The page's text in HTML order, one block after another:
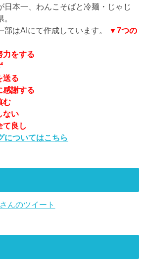
日本一、わんこそばと冷麺・じゃじ
はAIにて作成しています。
▼7つの
力をする
送る
感謝する
む
ない
て良し
についてはこちら
んのツイート